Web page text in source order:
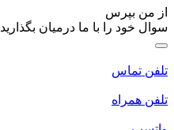
از من بپرس
سوال خود را با ما درمیان بگذارید
تلفن تماس
تلفن همراه